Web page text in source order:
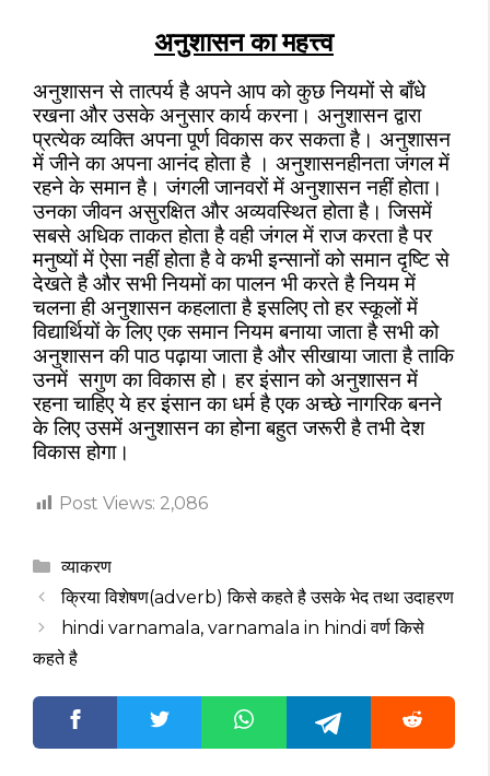
अनुशासन का महत्त्व
अनुशासन से तात्पर्य है अपने आप को कुछ नियमों से बाँधे
रखना और उसके अनुसार कार्य करना। अनुशासन द्वारा
प्रत्येक व्यक्ति अपना पूर्ण विकास कर सकता है। अनुशासन
में जीने का अपना आनंद होता है । अनुशासनहीनता जंगल में
रहने के समान है। जंगली जानवरों में अनुशासन नहीं होता।
उनका जीवन असुरक्षित और अव्यवस्थित होता है। जिसमें
सबसे अधिक ताकत होता है वही जंगल में राज करता है पर
मनुष्यों में ऐसा नहीं होता है वे कभी इन्सानों को समान दृष्टि से
देखते है और सभी नियमों का पालन भी करते है नियम में
चलना ही अनुशासन कहलाता है इसलिए तो हर स्कूलों में
विद्यार्थियों के लिए एक समान नियम बनाया जाता है सभी को
अनुशासन की पाठ पढ़ाया जाता है और सीखाया जाता है ताकि
उनमें सगुण का विकास हो। हर इंसान को अनुशासन में
रहना चाहिए ये हर इंसान का धर्म है एक अच्छे नागरिक बनने
के लिए उसमें अनुशासन का होना बहुत जरूरी है तभी देश
विकास होगा।
Post Views: 2,086
Categories
व्याकरण
क्रिया विशेषण(adverb) किसे कहते है उसके भेद तथा उदाहरण
hindi varnamala, varnamala in hindi वर्ण किसे
कहते है